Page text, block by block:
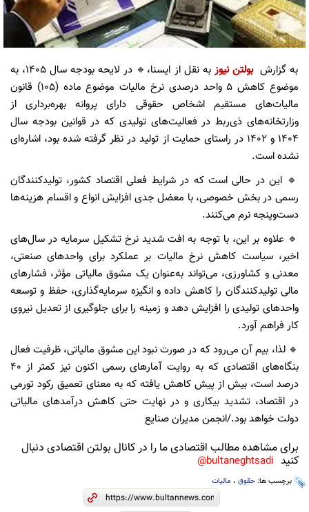
به گزارشبولتن نیوز
به نقل از ایسنا،🔹️ در لایحه بودجه سال ۱۴۰۵، به
موضوع کاهش ۵ واحد درصدی نرخ مالیات موضوع ماده (۱۰۵) قانون
مالیات‌های مستقیم اشخاص حقوقی دارای پروانه بهره‌برداری از
وزارتخانه‌های ذی‌ربط در فعالیت‌های تولیدی که در قوانین بودجه سال
۱۴۰۴ و ۱۴۰۲ در راستای حمایت از تولید در نظر گرفته شده بود، اشاره‌ای
نشده است.
🔹️ این در حالی است که در شرایط فعلی اقتصاد کشور، تولیدکنندگان
رسمی در بخش خصوصی، با معضل جدی افزایش انواع و اقسام هزینه‌ها
دست‌وپنجه نرم می‌کنند.
🔹️ علاوه بر این، با توجه به افت شدید نرخ تشکیل سرمایه در سال‌های
اخیر، سیاست کاهش نرخ مالیات بر عملکرد برای واحدهای صنعتی،
معدنی و کشاورزی، می‌تواند به‌عنوان یک مشوق مالیاتی مؤثر، فشارهای
مالی تولیدکنندگان را کاهش داده و انگیزه سرمایه‌گذاری، حفظ و توسعه
واحدهای تولیدی را افزایش دهد و زمینه‌ را برای جلوگیری از تعدیل نیروی
کار فراهم آورد.
🔹️ لذا، بیم آن می‌رود که در صورت نبود این مشوق مالیاتی، ظرفیت فعال
بنگاه‌های اقتصادی که به روایت آمارهای رسمی اکنون نیز کمتر از ۴۰
درصد است، بیش ‌از پیش کاهش یافته که به معنای تعمیق رکود تورمی
در اقتصاد، تشدید بیکاری و در نهایت حتی کاهش درآمدهای مالیاتی
دولت خواهد بود./انجمن مدیران صنايع
برای مشاهده مطالب اقتصادی ما را در کانال بولتن اقتصادی دنبال
کنید bultaneghtsadi@
برچسب ها: حقوق ، مالیات